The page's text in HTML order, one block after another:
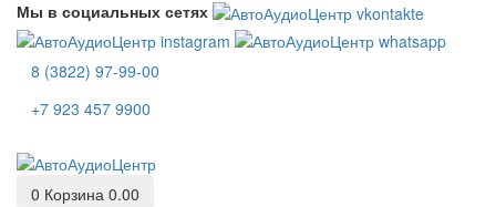
Мы в социальных сетях
8 (3822) 97-99-00
+7 923 457 9900
0 Корзина 0.00